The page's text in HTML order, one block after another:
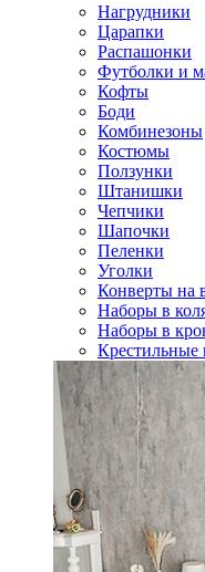
Нагрудники
Царапки
Распашонки
Футболки и
Кофты
Боди
Комбинезоны
Костюмы
Ползунки
Штанишки
Чепчики
Шапочки
Пеленки
Уголки
Конверты на
Наборы в
Наборы в
Крестильные